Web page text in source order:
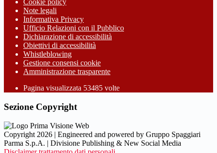
Cookie policy
Note legali
Informativa Privacy
Ufficio Relazioni con il Pubblico
Dichiarazione di accessibilità
Obiettivi di accessibilità
Whistleblowing
Gestione consensi cookie
Amministrazione trasparente
Pagina visualizzata 53485 volte
Sezione Copyright
Copyright 2026 | Engineered and powered by Gruppo Spaggiari
Parma S.p.A. | Divisione Publishing & New Social Media